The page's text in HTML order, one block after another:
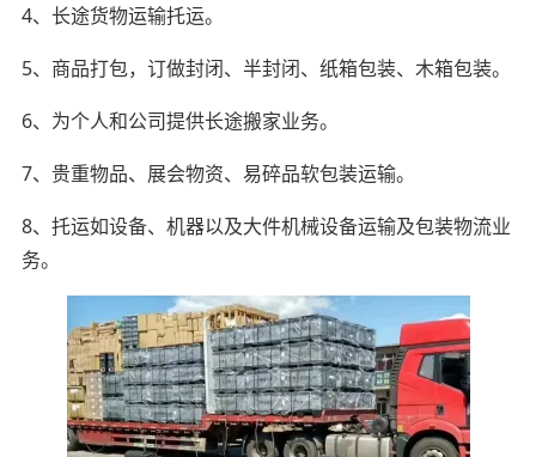
4、长途货物运输托运。
5、商品打包，订做封闭、半封闭、纸箱包装、木箱包装。
6、为个人和公司提供长途搬家业务。
7、贵重物品、展会物资、易碎品软包装运输。
8、托运如设备、机器以及大件机械设备运输及包装物流业
务。